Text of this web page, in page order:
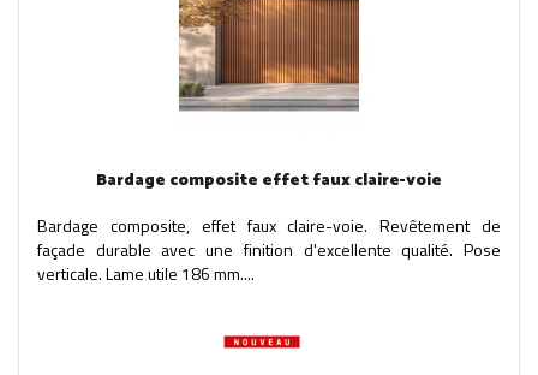
Bardage composite effet faux claire-voie
Bardage composite, effet faux claire-voie. Revêtement de
façade durable avec une finition d'excellente qualité. Pose
verticale. Lame utile 186 mm....